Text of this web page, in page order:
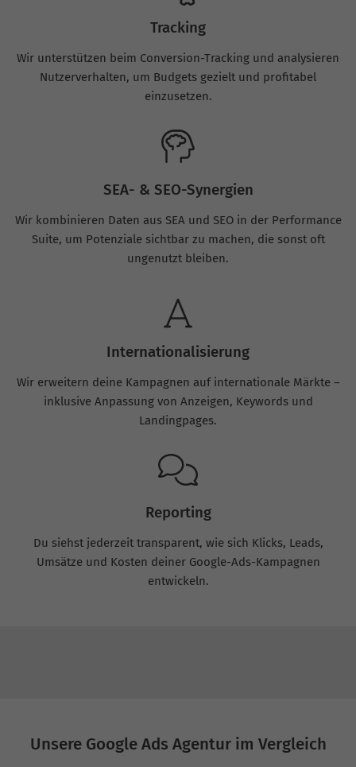
Tracking
Wir unterstützen beim Conversion-Tracking und analysieren
Nutzerverhalten, um Budgets gezielt und profitabel
einzusetzen.
SEA- & SEO-Synergien
Wir kombinieren Daten aus SEA und SEO in der Performance
Suite, um Potenziale sichtbar zu machen, die sonst oft
ungenutzt bleiben.
Internationalisierung
Wir erweitern deine Kampagnen auf internationale Märkte –
inklusive Anpassung von Anzeigen, Keywords und
Landingpages.
Reporting
Du siehst jederzeit transparent, wie sich Klicks, Leads,
Umsätze und Kosten deiner Google-Ads-Kampagnen
entwickeln.
Unsere Google Ads Agentur im Vergleich